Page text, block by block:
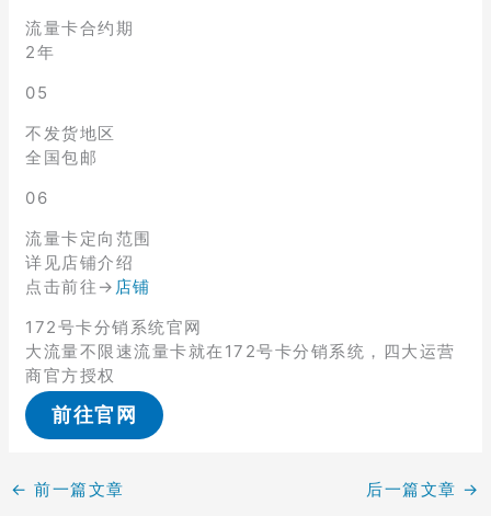
流量卡合约期
2年
05
不发货地区
全国包邮
06
流量卡定向范围
详见店铺介绍
点击前往→ 店铺
172号卡分销系统官网
大流量不限速流量卡就在172号卡分销系统，四大运营
商官方授权
前往官网
← 前一篇文章 后一篇文章 →